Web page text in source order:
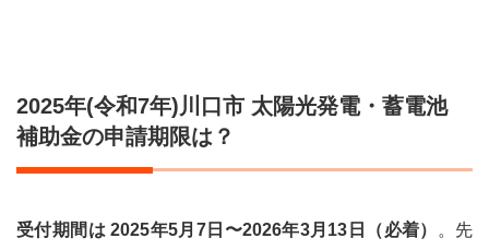
6
川口
太陽
電・
蓄電
2025年(令和7年)川口市 太陽光発電・蓄電池
補助金の申請期限は？
受付期間は 2025年5月7日〜2026年3月13日（必着）
。先